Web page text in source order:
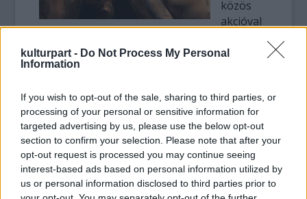
kulturpart - Do Not Process My Personal
Information
If you wish to opt-out of the sale, sharing to third parties, or
processing of your personal or sensitive information for
targeted advertising by us, please use the below opt-out
section to confirm your selection. Please note that after your
opt-out request is processed you may continue seeing
interest-based ads based on personal information utilized by
us or personal information disclosed to third parties prior to
közös
akcióval
kíváncsiak vagyunk, hogy mi van a hidegen, a
Télapón, a vodkán és a szaunán tú
el múzeumba és színházba! A limitált
mennyiségben kapható kombinált jeggyel
megnézheted a Néprajzi Múzeum (M)ilyenek
a Finnek? c. kiállítását, valamint a Forte
Társulat Kalevala előadását a Merlin
Színházban. Ismerjük meg jobban a finneket
a művészetek, a művészetü(n)k segítségével!